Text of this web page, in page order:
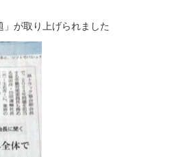
が取り上げられました